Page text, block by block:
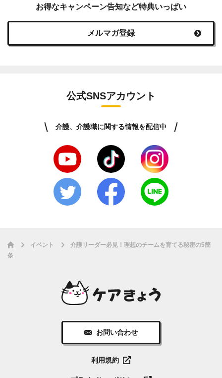
お得なキャンペーン告知など特典いっぱい
メルマガ登録
公式SNSアカウント
介護、介護職に関する情報を配信中
イベント
介護リーダー必見！理想のチームを育てる秘密の5箇
条
お問い合わせ
利用規約